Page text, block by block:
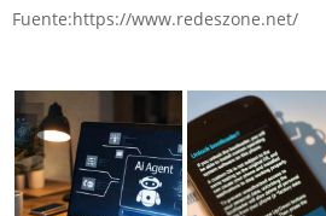
Fuente:https://www.redeszone.net/